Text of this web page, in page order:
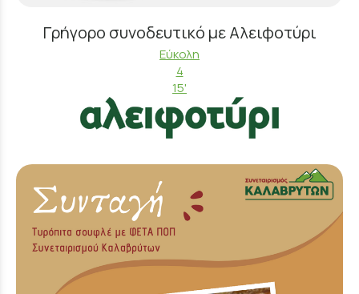
Γρήγορο συνοδευτικό με Αλειφοτύρι
Εύκολη
4
15'